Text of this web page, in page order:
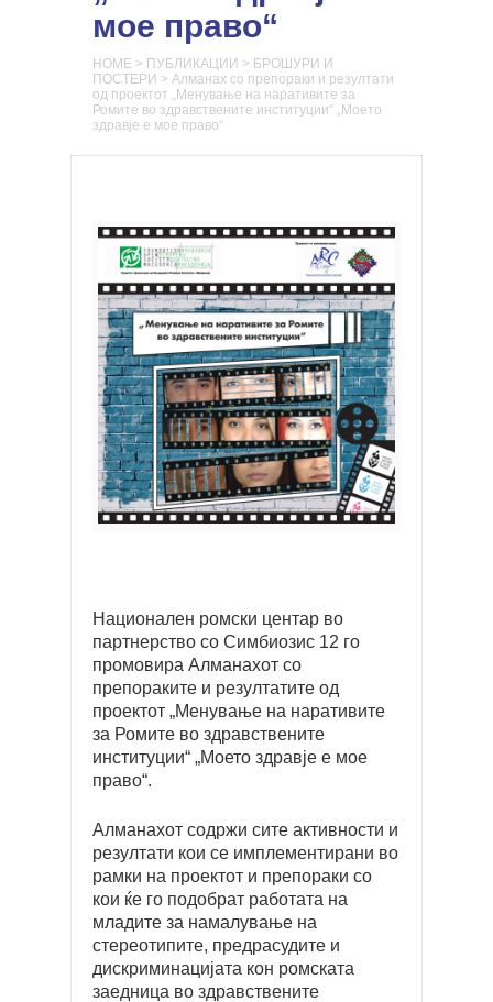
мое право“
HOME > ПУБЛИКАЦИИ > БРОШУРИ И
ПОСТЕРИ > Алманах со препораки и резултати
од проектот „Менување на наративите за
Ромите во здравствените институции“ „Моето
здравје е мое право“
Национален ромски центар во
партнерство со Симбиозис 12 го
промовира Алманахот со
препораките и резултатите од
проектот „Менување на наративите
за Ромите во здравствените
институции“ „Моето здравје е мое
право“.
Алманахот содржи сите активности и
резултати кои се имплементирани во
рамки на проектот и препораки со
кои ќе го подобрат работата на
младите за намалување на
стереoтипите, предрасудите и
дискриминацијата кон ромската
заедница во здравствените